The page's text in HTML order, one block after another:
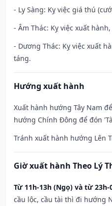
- Ly Sàng: Kỵ việc giá thú
- Âm Thác: Kỵ việc xuất
- Dương Thác: Kỵ việc xuất
táng.
Hướng xuất hành
Xuất hành hướng Tây Nam
hướng Chính Đông để đón
Tránh xuất hành hướng Lên
Giờ xuất hành Theo Lý
Từ 11h-13h (Ngọ) và từ 23h-
cầu lộc, cầu tài thì đi hướng